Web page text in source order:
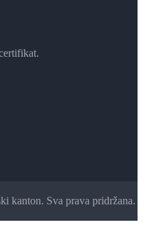
kanton. Sva prava pridržana.